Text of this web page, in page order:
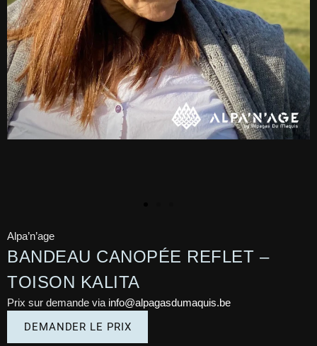
Alpa’n’age
BANDEAU CANOPÉE REFLET –
TOISON KALITA
Prix sur demande via info@alpagasdumaquis.be
DEMANDER LE PRIX